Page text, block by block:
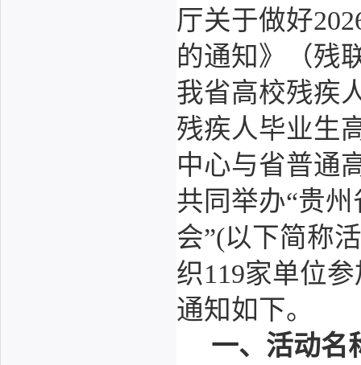
厅关于做好
的通知》（残
我省高校残疾
残疾人毕业生
中心与省普通
共同举办“贵
会”(以下简称
织119家单位
通知如下。
一、活动名